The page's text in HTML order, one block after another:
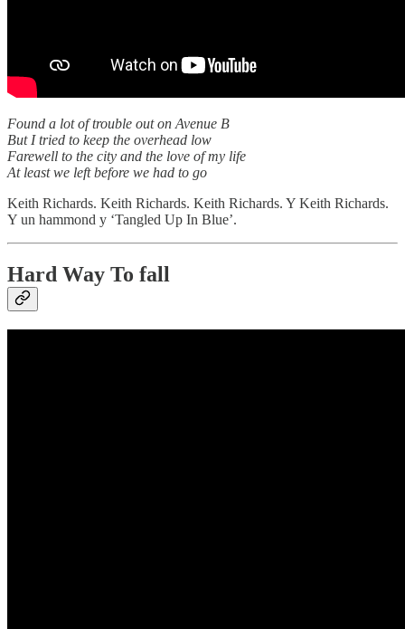
Found a lot of trouble out on Avenue B
But I tried to keep the overhead low
Farewell to the city and the love of my life
At least we left before we had to go
Keith Richards. Keith Richards. Keith Richards. Y Keith Richards.
Y un hammond y ‘Tangled Up In Blue’.
Hard Way To fall